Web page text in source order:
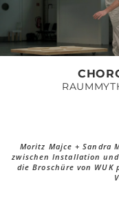
Moritz Majce + Sandra
zwischen Installation
die Broschüre von